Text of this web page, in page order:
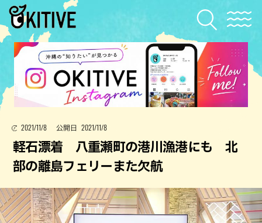
2021/11/8 公開日 2021/11/8
軽石漂着 八重瀬町の港川漁港にも 北
部の離島フェリーまた欠航